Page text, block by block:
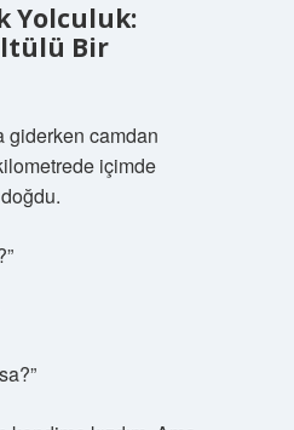
Yolculuk:
Bir
giderken camdan
içimde